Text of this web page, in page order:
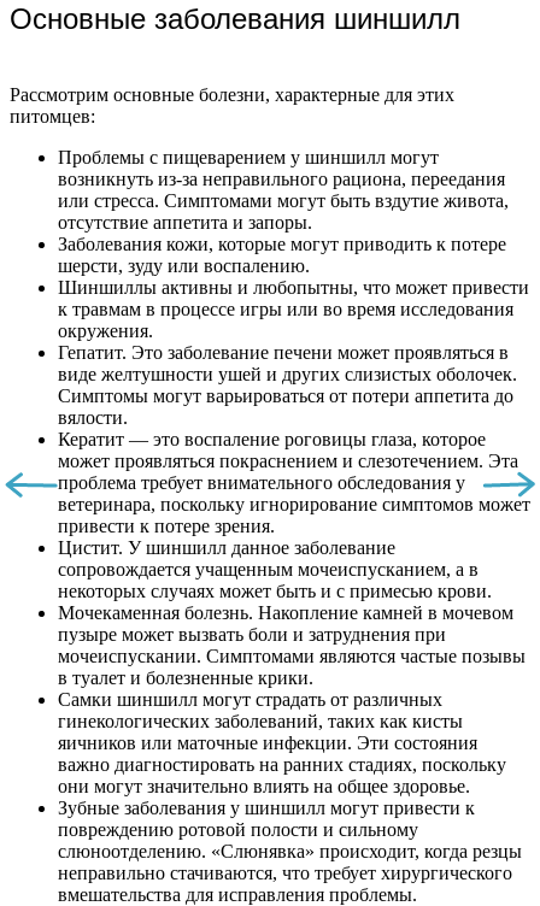
Основные заболевания шиншилл
Рассмотрим основные болезни, характерные для этих
питомцев:
Проблемы с пищеварением у шиншилл могут
возникнуть из-за неправильного рациона, переедания
или стресса. Симптомами могут быть вздутие живота,
отсутствие аппетита и запоры.
Заболевания кожи, которые могут приводить к потере
шерсти, зуду или воспалению.
Шиншиллы активны и любопытны, что может привести
к травмам в процессе игры или во время исследования
окружения.
Гепатит. Это заболевание печени может проявляться в
виде желтушности ушей и других слизистых оболочек.
Симптомы могут варьироваться от потери аппетита до
вялости.
Кератит — это воспаление роговицы глаза, которое
может проявляться покраснением и слезотечением. Эта
проблема требует внимательного обследования у
ветеринара, поскольку игнорирование симптомов может
привести к потере зрения.
Цистит. У шиншилл данное заболевание
сопровождается учащенным мочеиспусканием, а в
некоторых случаях может быть и с примесью крови.
Мочекаменная болезнь. Накопление камней в мочевом
пузыре может вызвать боли и затруднения при
мочеиспускании. Симптомами являются частые позывы
в туалет и болезненные крики.
Самки шиншилл могут страдать от различных
гинекологических заболеваний, таких как кисты
яичников или маточные инфекции. Эти состояния
важно диагностировать на ранних стадиях, поскольку
они могут значительно влиять на общее здоровье.
Зубные заболевания у шиншилл могут привести к
повреждению ротовой полости и сильному
слюноотделению. «Слюнявка» происходит, когда резцы
неправильно стачиваются, что требует хирургического
вмешательства для исправления проблемы.